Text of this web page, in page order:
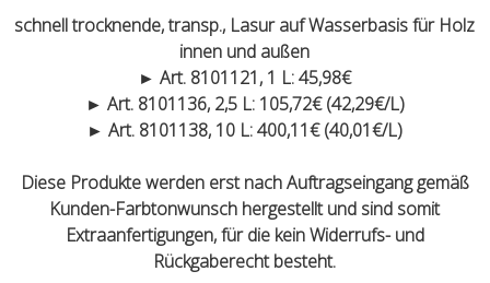
schnell trocknende, transp., Lasur auf Wasserbasis für Holz
innen und außen
► Art. 8101121, 1 L: 45,98€
► Art. 8101136, 2,5 L: 105,72€ (42,29€/L)
► Art. 8101138, 10 L: 400,11€ (40,01€/L)
Diese Produkte werden erst nach Auftragseingang gemäß
Kunden-Farbtonwunsch hergestellt und sind somit
Extraanfertigungen, für die kein Widerrufs- und
Rückgaberecht besteht.